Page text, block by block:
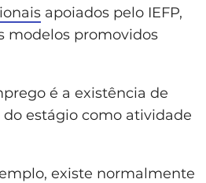
apoiados pelo IEFP,
modelos promovidos
é a existência de
estágio como atividade
existe normalmente